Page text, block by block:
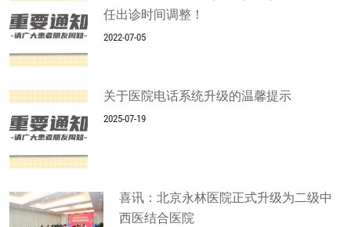
任出诊时间调整！
2022-07-05
关于医院电话系统升级的温馨提示
2025-07-19
喜讯：北京永林医院正式升级为二级中
西医结合医院